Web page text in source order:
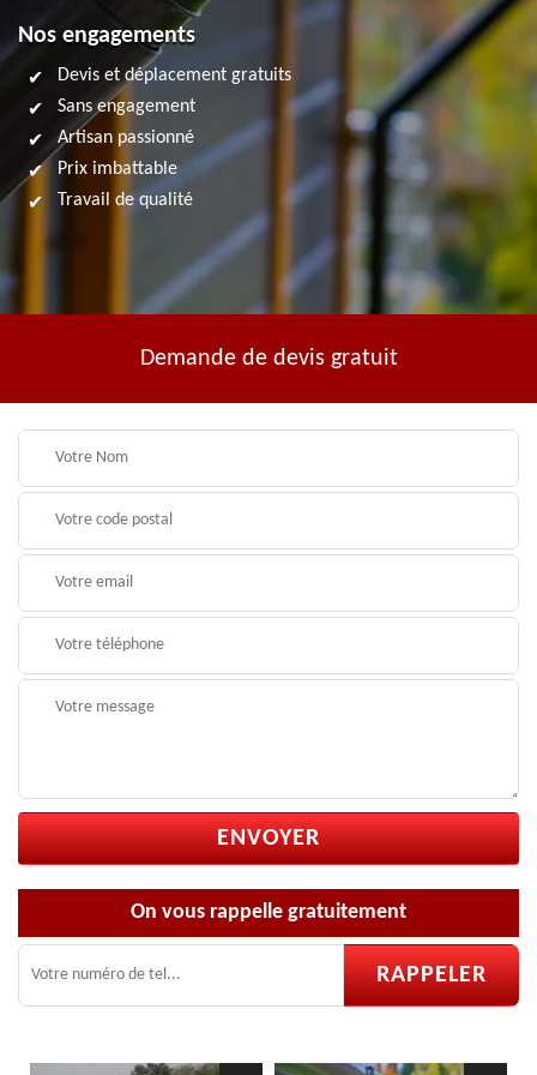
Nos engagements
Devis et déplacement gratuits
Sans engagement
Artisan passionné
Prix imbattable
Travail de qualité
Demande de devis gratuit
On vous rappelle gratuitement